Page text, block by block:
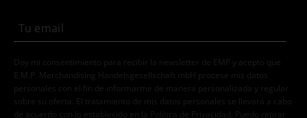
Doy mi consentimiento para recibir la newsletter de EMP y acepto que
E.M.P. Merchandising Handelsgesellschaft mbH procese mis datos
personales con el fin de informarme de manera personalizada y regular
sobre su oferta. El tratamiento de mis datos personales se llevará a cabo
de acuerdo con lo establecido en la
Política de Privacidad . Puedo retirar